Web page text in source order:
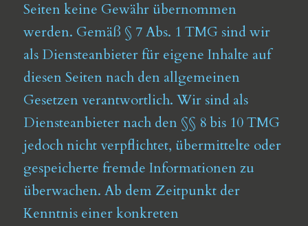
Seiten keine Gewähr übernommen
werden. Gemäß § 7 Abs. 1 TMG sind wir
als Diensteanbieter für eigene Inhalte auf
diesen Seiten nach den allgemeinen
Gesetzen verantwortlich. Wir sind als
Diensteanbieter nach den §§ 8 bis 10 TMG
jedoch nicht verpflichtet, übermittelte oder
gespeicherte fremde Informationen zu
überwachen. Ab dem Zeitpunkt der
Kenntnis einer konkreten